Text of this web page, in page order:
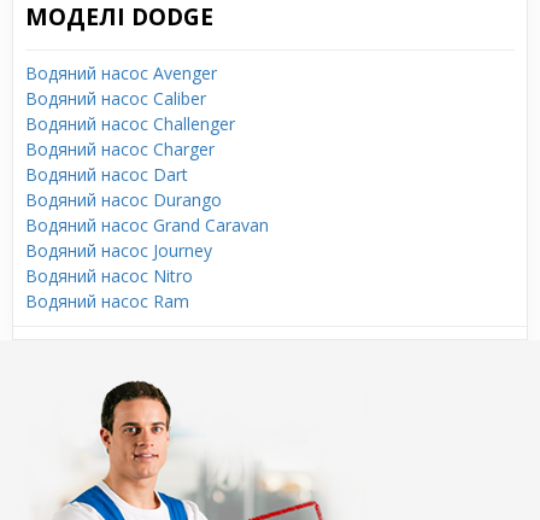
МОДЕЛІ DODGE
Водяний насос Avenger
Водяний насос Caliber
Водяний насос Challenger
Водяний насос Charger
Водяний насос Dart
Водяний насос Durango
Водяний насос Grand Caravan
Водяний насос Journey
Водяний насос Nitro
Водяний насос Ram